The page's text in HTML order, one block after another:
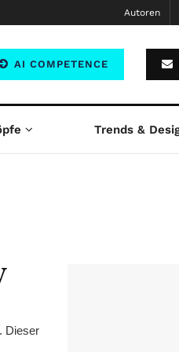
Autoren
AI COMPETENCE
Trends &
Dieser